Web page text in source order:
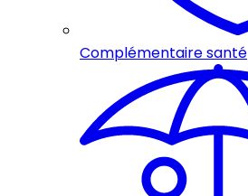
Complémentaire santé